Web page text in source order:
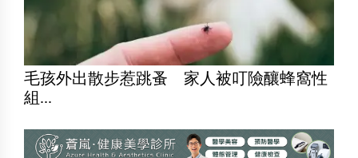
毛孩外出散步惹跳蚤 家人被叮險釀蜂窩性
組...